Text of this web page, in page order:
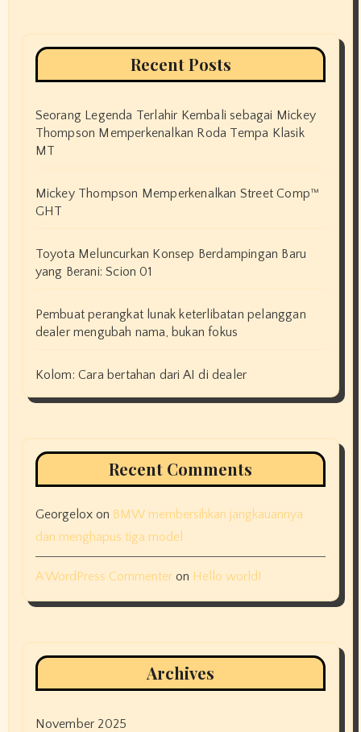
Recent Posts
Seorang Legenda Terlahir Kembali sebagai Mickey
Thompson Memperkenalkan Roda Tempa Klasik
MT
Mickey Thompson Memperkenalkan Street Comp™
GHT
Toyota Meluncurkan Konsep Berdampingan Baru
yang Berani: Scion 01
Pembuat perangkat lunak keterlibatan pelanggan
dealer mengubah nama, bukan fokus
Kolom: Cara bertahan dari AI di dealer
Recent Comments
Georgeloxon BMW membersihkan jangkauannya
dan menghapus tiga model
A WordPress Commenteron Hello world!
Archives
November 2025